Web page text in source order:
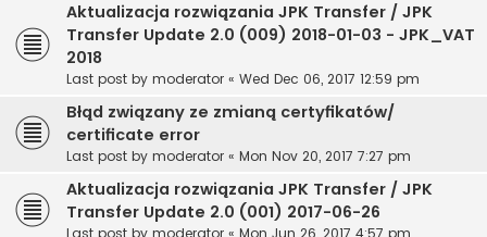
Aktualizacja rozwiązania JPK Transfer / JPK
Transfer Update 2.0 (009) 2018-01-03 - JPK_VAT
2018
Last post by moderator « Wed Dec 06, 2017 12:59 pm
Błąd związany ze zmianą certyfikatów/
certificate error
Last post by moderator « Mon Nov 20, 2017 7:27 pm
Aktualizacja rozwiązania JPK Transfer / JPK
Transfer Update 2.0 (001) 2017-06-26